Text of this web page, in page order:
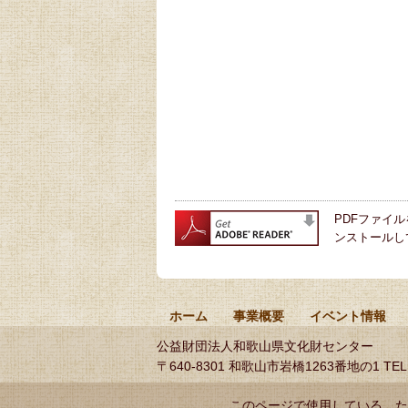
PDFファイ
ンストール
ホーム 事業概要 イベント情報
公益財団法人和歌山県文化財センター
〒640-8301 和歌山市岩橋1263番地の1